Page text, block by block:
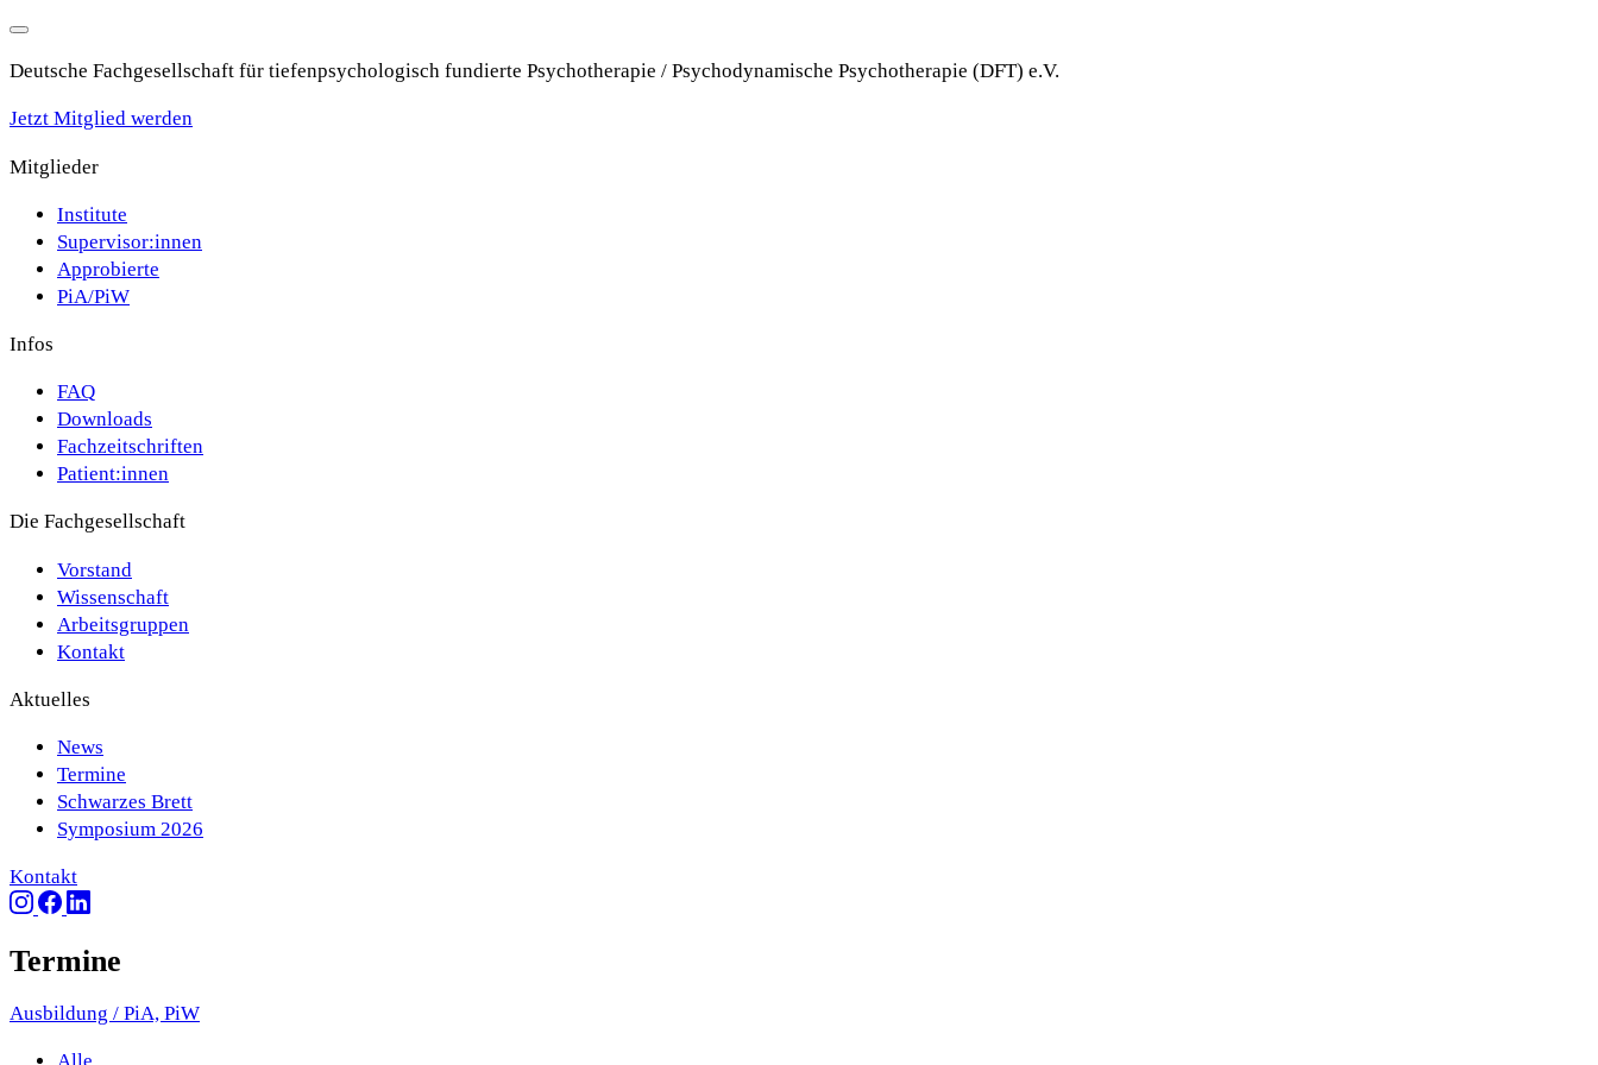
Deutsche Fachgesellschaft für tiefenpsychologisch fundierte Psychotherapie / Psychodynamische Psychotherapie (DFT) e.V.
Jetzt Mitglied werden
Mitglieder
Institute
Supervisor:innen
Approbierte
PiA/PiW
Infos
FAQ
Downloads
Fachzeitschriften
Patient:innen
Die Fachgesellschaft
Vorstand
Wissenschaft
Arbeitsgruppen
Kontakt
Aktuelles
News
Termine
Schwarzes Brett
Symposium 2026
Kontakt
Termine
Ausbildung / PiA, PiW